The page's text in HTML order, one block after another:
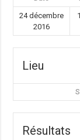
24 décembre
2016
Lieu
Résultats